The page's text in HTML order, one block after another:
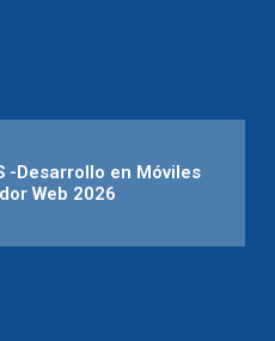
-Desarrollo en Móviles
Web 2026